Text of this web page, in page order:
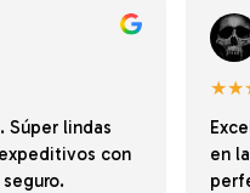
Súper lindas
con
en